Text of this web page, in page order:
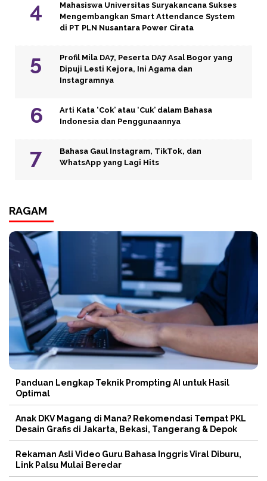
Mahasiswa Universitas Suryakancana Sukses
Mengembangkan Smart Attendance System
di PT PLN Nusantara Power Cirata
Profil Mila DA7, Peserta DA7 Asal Bogor yang
Dipuji Lesti Kejora, Ini Agama dan
Instagramnya
Arti Kata ‘Cok’ atau ‘Cuk’ dalam Bahasa
Indonesia dan Penggunaannya
Bahasa Gaul Instagram, TikTok, dan
WhatsApp yang Lagi Hits
RAGAM
Panduan Lengkap Teknik Prompting AI untuk Hasil
Optimal
Anak DKV Magang di Mana? Rekomendasi Tempat PKL
Desain Grafis di Jakarta, Bekasi, Tangerang & Depok
Rekaman Asli Video Guru Bahasa Inggris Viral Diburu,
Link Palsu Mulai Beredar